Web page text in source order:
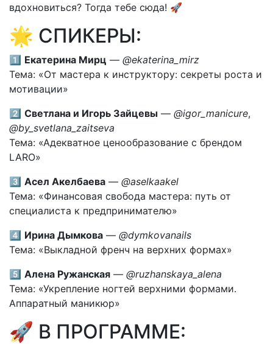
вдохновиться? Тогда тебе сюда! 🚀
🌟 СПИКЕРЫ:
1️⃣ Екатерина Мирц — @ekaterina_mirz
Тема: «От мастера к инструктору: секреты роста и
мотивации»
2️⃣ Светлана и Игорь Зайцевы — @igor_manicure,
@by_svetlana_zaitseva
Тема: «Адекватное ценообразование с брендом
LARO»
3️⃣ Асел Акелбаева — @aselkaakel
Тема: «Финансовая свобода мастера: путь от
специалиста к предпринимателю»
4️⃣ Ирина Дымкова — @dymkovanails
Тема: «Выкладной френч на верхних формах»
5️⃣ Алена Ружанская — @ruzhanskaya_alena
Тема: «Укрепление ногтей верхними формами.
Аппаратный маникюр»
🚀 В ПРОГРАММЕ: